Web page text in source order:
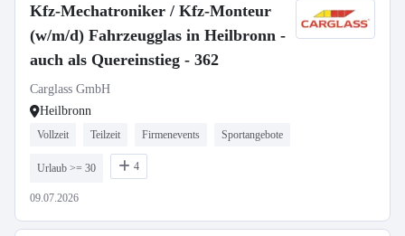
Kfz-Mechatroniker / Kfz-Monteur
(w/m/d) Fahrzeugglas in Heilbronn -
auch als Quereinstieg - 362
Carglass GmbH
Heilbronn
Vollzeit Teilzeit Firmenevents Sportangebote
Urlaub >= 30 4
09.07.2026